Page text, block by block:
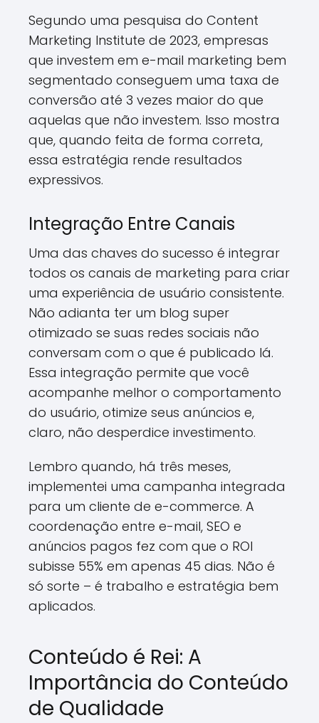
Segundo uma pesquisa do Content
Marketing Institute de 2023, empresas
que investem em e-mail marketing bem
segmentado conseguem uma taxa de
conversão até 3 vezes maior do que
aquelas que não investem. Isso mostra
que, quando feita de forma correta,
essa estratégia rende resultados
expressivos.
Integração Entre Canais
Uma das chaves do sucesso é integrar
todos os canais de marketing para criar
uma experiência de usuário consistente.
Não adianta ter um blog super
otimizado se suas redes sociais não
conversam com o que é publicado lá.
Essa integração permite que você
acompanhe melhor o comportamento
do usuário, otimize seus anúncios e,
claro, não desperdice investimento.
Lembro quando, há três meses,
implementei uma campanha integrada
para um cliente de e-commerce. A
coordenação entre e-mail, SEO e
anúncios pagos fez com que o ROI
subisse 55% em apenas 45 dias. Não é
só sorte – é trabalho e estratégia bem
aplicados.
Conteúdo é Rei: A
Importância do Conteúdo
de Qualidade